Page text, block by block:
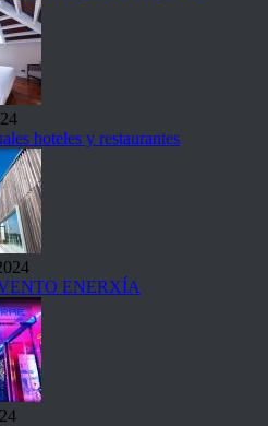
hoteles y restaurantes
ENERXÍA